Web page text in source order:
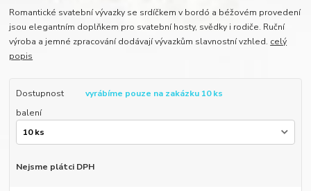
Romantické svatební vývazky se srdíčkem v bordó a béžovém provedení
jsou elegantním doplňkem pro svatební hosty, svědky i rodiče. Ruční
výroba a jemné zpracování dodávají vývazkům slavnostní vzhled. celý
popis
Dostupnost
vyrábíme pouze na zakázku 10 ks
balení
Nejsme plátci DPH